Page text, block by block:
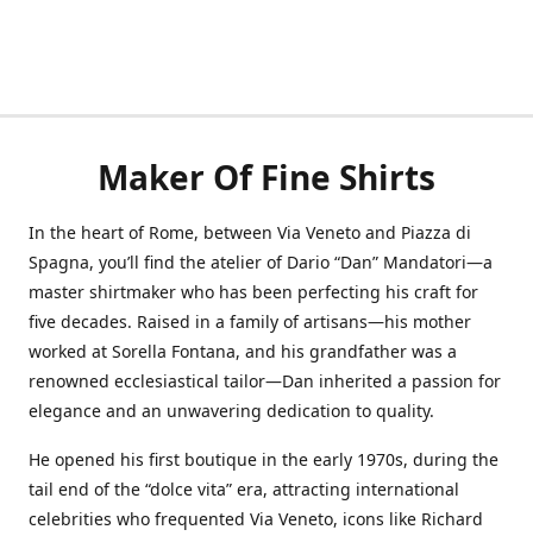
Maker Of Fine Shirts
In the heart of Rome, between Via Veneto and Piazza di
Spagna, you’ll find the atelier of Dario “Dan” Mandatori—a
master shirtmaker who has been perfecting his craft for
five decades. Raised in a family of artisans—his mother
worked at Sorella Fontana, and his grandfather was a
renowned ecclesiastical tailor—Dan inherited a passion for
elegance and an unwavering dedication to quality.
He opened his first boutique in the early 1970s, during the
tail end of the “dolce vita” era, attracting international
celebrities who frequented Via Veneto, icons like Richard